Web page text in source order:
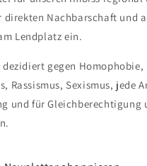
direkten Nachbarschaft und
Lendplatz ein.
dezidiert gegen Homophobie,
Rassismus, Sexismus, jede
und für Gleichberechtigung